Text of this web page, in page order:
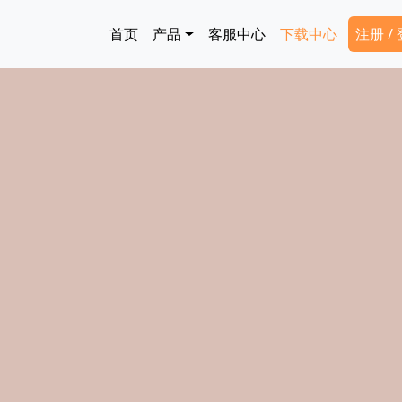
Main navigation
首页 产品 客服中心 下载中心 注册 /